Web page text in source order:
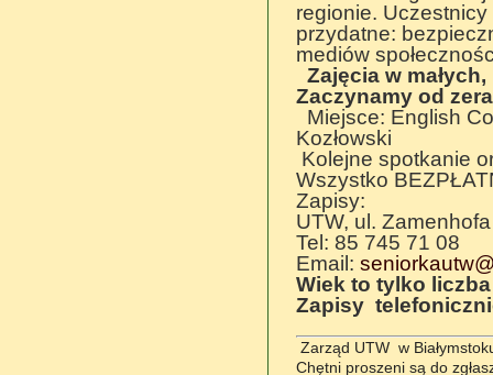
regionie.
przydatne:
mediów
Zajęcia w
Zaczynamy od
Miejsce: English
Kozłowski
Kolejne spotkanie
Wszystko
Zapisy:
UTW, ul.
Tel: 85 745 71 08
Email:
Wiek to tylko
Zapisy
Zarząd UTW w
Chętni proszeni są do